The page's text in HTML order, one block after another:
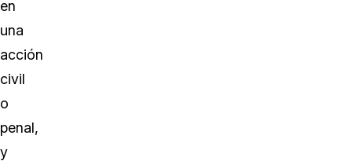
en
una
acción
civil
o
penal,
y